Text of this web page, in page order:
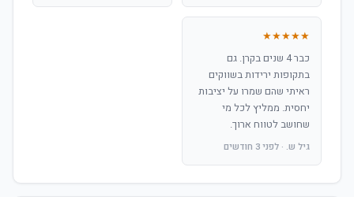
★★★★★
כבר 4 שנים בקרן. גם
בתקופות ירידות בשווקים
ראיתי שהם שמרו על יציבות
יחסית. ממליץ לכל מי
שחושב לטווח ארוך.
גיל ש. · לפני 3 חודשים